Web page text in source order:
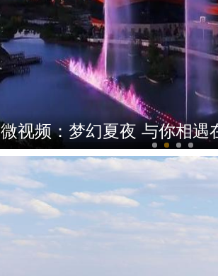
微视频：梦幻夏夜 与你相遇